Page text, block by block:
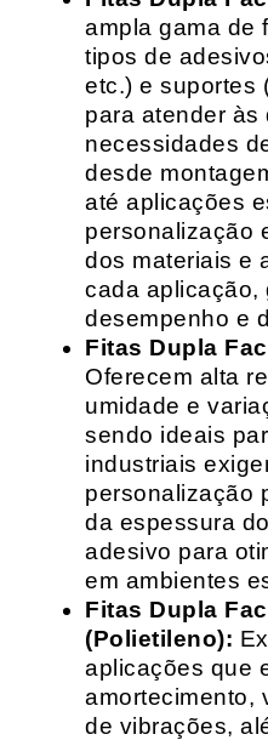
ampla gama de
tipos de
etc.) e suportes
para atender às
necessidades
desde
até aplicações
personalização
dos materiais e
cada aplicação,
desempenho e
Fitas Dupla
Oferecem alta
umidade e
sendo ideais
industriais
personalização
da espessura
adesivo para
em ambientes
Fitas Dupla
(Polietileno):
aplicações que
amortecimento,
de vibrações,